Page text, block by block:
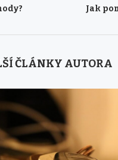
Jak
ČLÁNKY AUTORA